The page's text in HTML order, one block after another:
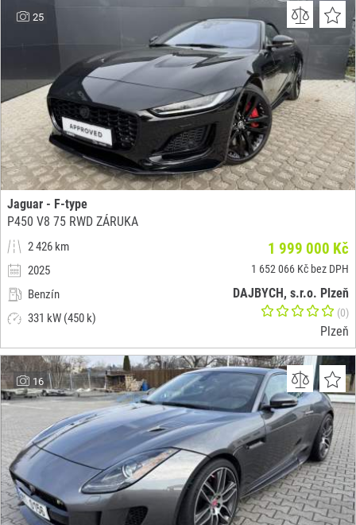
25
Jaguar - F-type
P450 V8 75 RWD ZÁRUKA
2 426 km
2025
Benzín
331 kW (450 k)
1 999 000 Kč
1 652 066 Kč bez DPH
DAJBYCH, s.r.o. Plzeň
(0)
Plzeň
16